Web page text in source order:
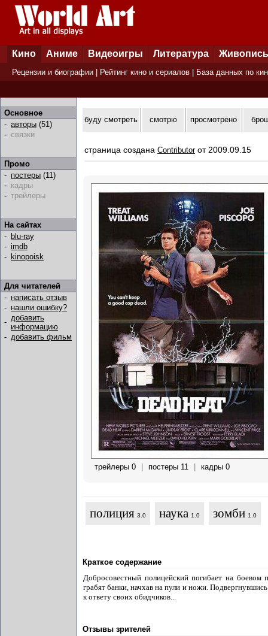
Кино Аниме Видеоигры Литература Живопись
Рецензии и биографии Рейтинг кино и сериалов База данных по
Основное
- авторы (51)
- связки
Промо
- постеры (11)
- кадры
- трейлеры
На сайтах
- blu-ray
- imdb
- kinopoisk
Для читателей
- написать отзыв
- нашли ошибку?
- добавить
информацию
- добавить фильм
буду смотреть смотрю просмотрено
страница создана Contributorот 2009.09.15
трейлеры 0 постеры 11 кадры 0
полиция 3.0 наука 1.0 зомби 1.0
Краткое содержание
Добросовестный полицейский погибает на боевом
грабят банки, начхав на пули и ножи.
к ответу своих обидчиков...
Отзывы зрителей